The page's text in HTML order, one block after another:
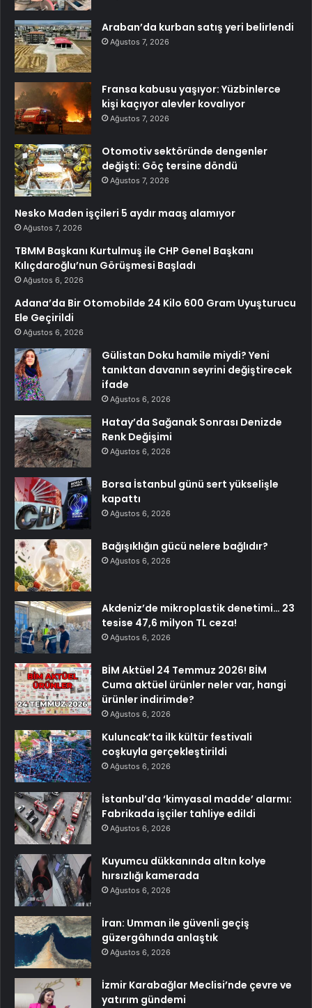
Araban’da kurban satış yeri belirlendi
Ağustos 7, 2026
Fransa kabusu yaşıyor: Yüzbinlerce
kişi kaçıyor alevler kovalıyor
Ağustos 7, 2026
Otomotiv sektöründe dengenler
değişti: Göç tersine döndü
Ağustos 7, 2026
Nesko Maden işçileri 5 aydır maaş alamıyor
Ağustos 7, 2026
TBMM Başkanı Kurtulmuş ile CHP Genel Başkanı
Kılıçdaroğlu’nun Görüşmesi Başladı
Ağustos 6, 2026
Adana’da Bir Otomobilde 24 Kilo 600 Gram Uyuşturucu
Ele Geçirildi
Ağustos 6, 2026
Gülistan Doku hamile miydi? Yeni
tanıktan davanın seyrini değiştirecek
ifade
Ağustos 6, 2026
Hatay’da Sağanak Sonrası Denizde
Renk Değişimi
Ağustos 6, 2026
Borsa İstanbul günü sert yükselişle
kapattı
Ağustos 6, 2026
Bağışıklığın gücü nelere bağlıdır?
Ağustos 6, 2026
Akdeniz’de mikroplastik denetimi… 23
tesise 47,6 milyon TL ceza!
Ağustos 6, 2026
BİM Aktüel 24 Temmuz 2026! BİM
Cuma aktüel ürünler neler var, hangi
ürünler indirimde?
Ağustos 6, 2026
Kuluncak’ta ilk kültür festivali
coşkuyla gerçekleştirildi
Ağustos 6, 2026
İstanbul’da ‘kimyasal madde’ alarmı:
Fabrikada işçiler tahliye edildi
Ağustos 6, 2026
Kuyumcu dükkanında altın kolye
hırsızlığı kamerada
Ağustos 6, 2026
İran: Umman ile güvenli geçiş
güzergâhında anlaştık
Ağustos 6, 2026
İzmir Karabağlar Meclisi’nde çevre ve
yatırım gündemi